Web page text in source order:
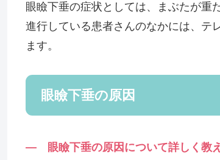
眼瞼下垂の症状としては、まぶたが重
進行している患者さんのなかには、テ
ます。
眼瞼下垂の原因
— 眼瞼下垂の原因について詳しく教え